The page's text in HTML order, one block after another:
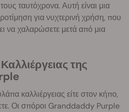
ταυτόχρονα. Αυτή είναι μια
για νυχτερινή χρήση, που
να χαλαρώσετε μετά από μια
της
καλλιέργειας είτε στον κήπο,
Οι σπόροι Granddaddy Purple